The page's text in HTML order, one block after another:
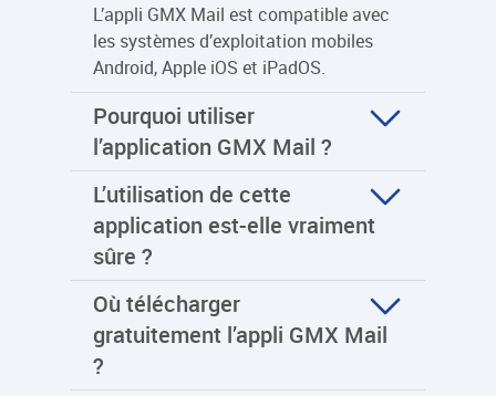
L’appli GMX Mail est compatible avec
les systèmes d’exploitation mobiles
Android, Apple iOS et iPadOS.
Pourquoi utiliser
l’application GMX Mail ?
L’utilisation de cette
application est-elle vraiment
sûre ?
Où télécharger
gratuitement l’appli GMX Mail
?